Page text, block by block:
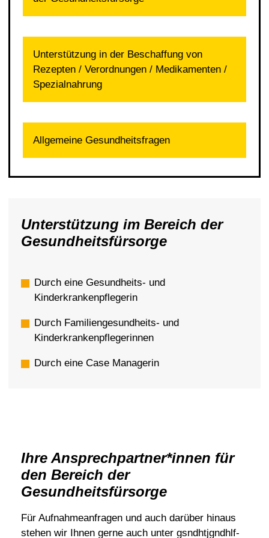
Unterstützung in der Beschaffung von
Rezepten / Verordnungen / Medikamenten /
Spezialnahrung
Allgemeine Gesundheitsfragen
Unterstützung im Bereich der
Gesundheitsfürsorge
Durch eine Gesundheits- und
Kinderkrankenpflegerin
Durch Familiengesundheits- und
Kinderkrankenpflegerinnen
Durch eine Case Managerin
Ihre Ansprechpartner*innen für
den Bereich der
Gesundheitsfürsorge
Für Aufnahmeanfragen und auch darüber hinaus
stehen wir Ihnen gerne auch unter gsndhtjgndhlf-